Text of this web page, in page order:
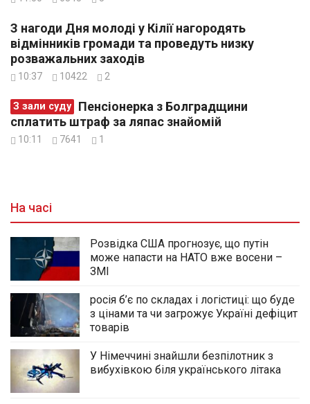
З нагоди Дня молоді у Кілії нагородять
відмінників громади та проведуть низку
розважальних заходів
10:37 10422 2
З зали суду
сплатить штраф за ляпас знайомій
10:11 7641 1
На часі
Розвідка США прогнозує, що путін
може напасти на НАТО вже восени –
ЗМІ
росія б’є по складах і логістиці: що буде
з цінами та чи загрожує Україні дефіцит
товарів
У Німеччині знайшли безпілотник з
вибухівкою біля українського літака